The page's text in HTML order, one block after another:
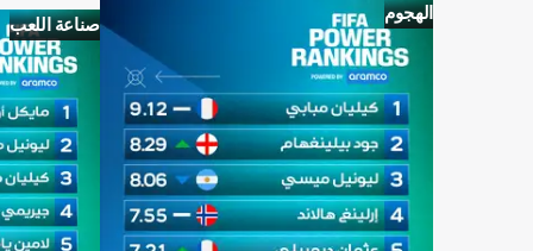
الهجوم
صناعة اللعب